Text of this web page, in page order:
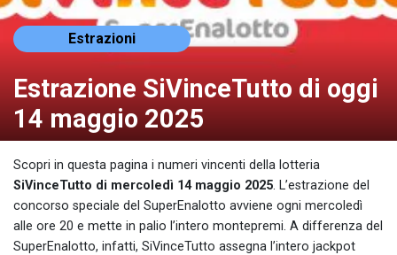
Estrazioni
Estrazione SiVinceTutto di oggi
14 maggio 2025
Scopri in questa pagina i numeri vincenti della lotteria
SiVinceTutto di mercoledì 14 maggio 2025. L’estrazione del
concorso speciale del SuperEnalotto avviene ogni mercoledì
alle ore 20 e mette in palio l’intero montepremi. A differenza del
SuperEnalotto, infatti, SiVinceTutto assegna l’intero jackpot